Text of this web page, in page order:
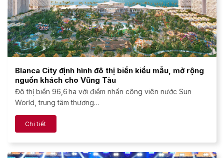
Blanca City định hình đô thị biển kiểu mẫu, mở rộng
nguồn khách cho Vũng Tàu
Đô thị biển 96,6 ha với điểm nhấn công viên nước Sun
World, trung tâm thương…
Chi tiết